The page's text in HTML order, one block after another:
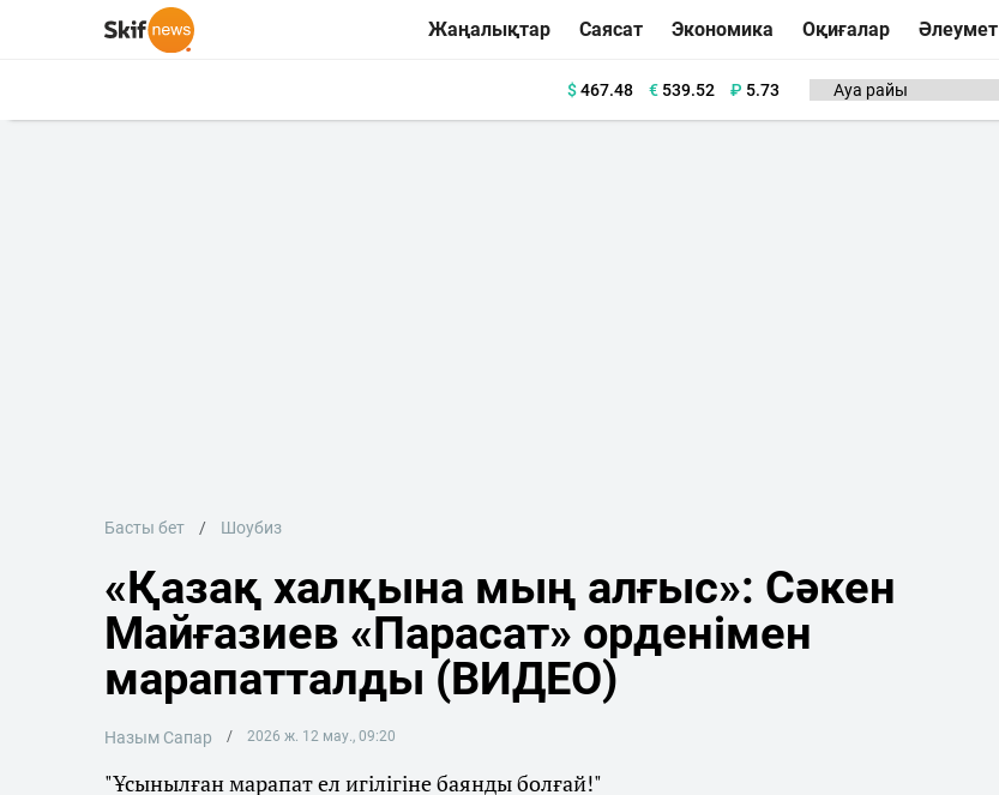
Жаңалықтар Саясат Экономика Оқиғалар Әлеумет
$467.48 €539.52 ₽ 5.73
Басты бет Шоубиз
«Қазақ халқына мың алғыс»: Сәкен
Майғазиев «Парасат» орденімен
марапатталды (ВИДЕО)
Назым Сапар 2026 ж. 12 мау., 09:20
"Ұсынылған марапат ел игілігіне баянды болғай!"